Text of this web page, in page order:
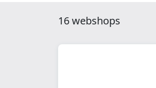
16 webshops